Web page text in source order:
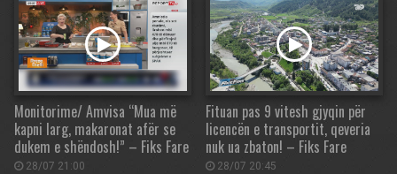
Monitorime/ Amvisa “Mua më
kapni larg, makaronat afër se
dukem e shëndosh!” – Fiks Fare
28/07 21:00
Fituan pas 9 vitesh gjyqin për
licencën e transportit, qeveria
nuk ua zbaton! – Fiks Fare
28/07 20:45